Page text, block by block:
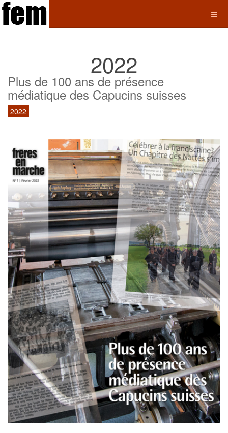
2022
Plus de 100 ans de présence
médiatique des Capucins suisses
2022